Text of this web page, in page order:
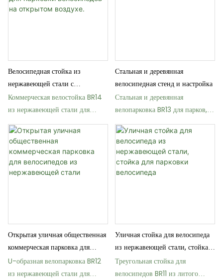
Велосипедная стойка из
нержавеющей стали с
уплотнительными кольцами для
парковки велосипедов на
Коммерческая велостойка BR14
из нержавеющей стали для
парков и улиц
Стальная и деревянная
велосипедная стенд и настройка
Стальная и деревянная
велопарковка BR13 для парков,
улиц и общественных мест
Открытая уличная общественная
коммерческая парковка для
велосипедов из нержавеющей
стали
U-образная велопарковка BR12
из нержавеющей стали для
Уличная стойка для велосипеда
из нержавеющей стали, стойка
для парковки велосипеда
Треугольная стойка для
велосипедов BR11 из литого